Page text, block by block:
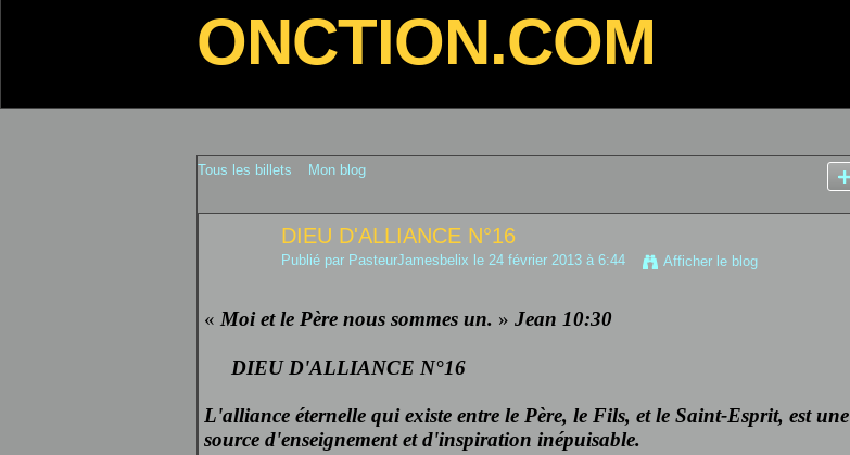
ONCTION.COM
Tous les billets Mon blog
DIEU D'ALLIANCE N°16
Publié par PasteurJamesbelix le 24 février 2013 à 6:44 Afficher le blog
« Moi et le Père nous sommes un. » Jean 10:30
DIEU D'ALLIANCE N°16
L'alliance éternelle qui existe entre le Père, le Fils, et le Saint-Esprit, est une
source d'enseignement et d'inspiration inépuisable.